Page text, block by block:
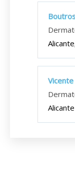
Alicante